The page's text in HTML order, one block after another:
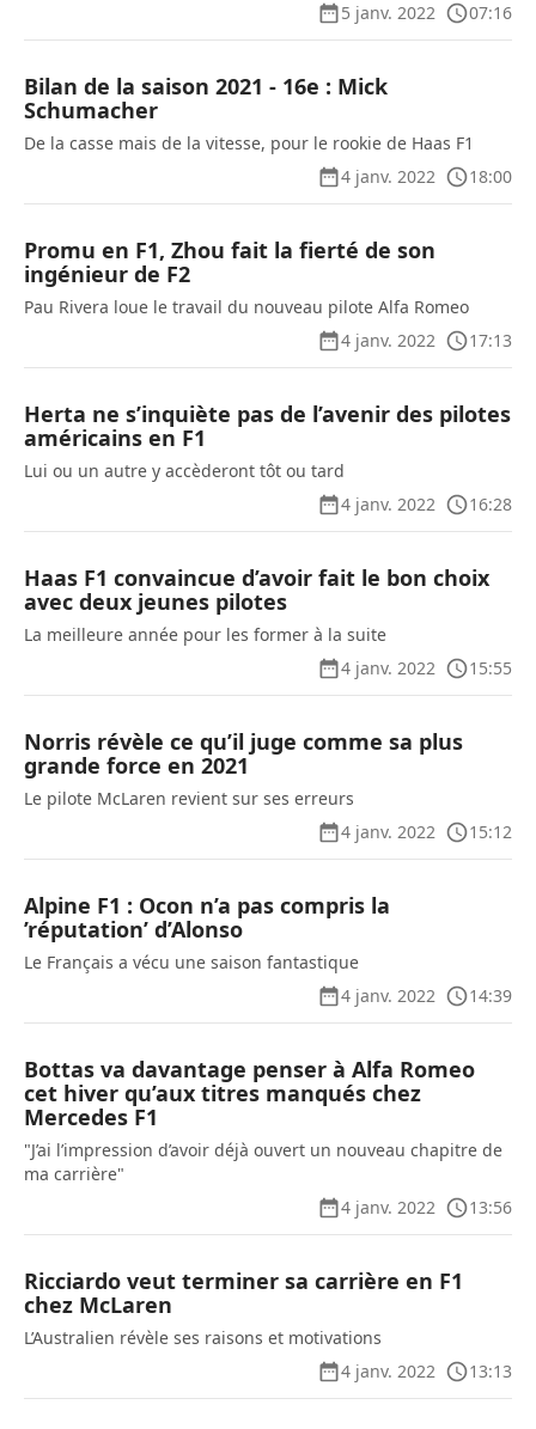
5 janv. 2022
07:16
Bilan de la saison 2021 - 16e : Mick
Schumacher
De la casse mais de la vitesse, pour le rookie de Haas F1
4 janv. 2022
18:00
Promu en F1, Zhou fait la fierté de son
ingénieur de F2
Pau Rivera loue le travail du nouveau pilote Alfa Romeo
4 janv. 2022
17:13
Herta ne s’inquiète pas de l’avenir des pilotes
américains en F1
Lui ou un autre y accèderont tôt ou tard
4 janv. 2022
16:28
Haas F1 convaincue d’avoir fait le bon choix
avec deux jeunes pilotes
La meilleure année pour les former à la suite
4 janv. 2022
15:55
Norris révèle ce qu’il juge comme sa plus
grande force en 2021
Le pilote McLaren revient sur ses erreurs
4 janv. 2022
15:12
Alpine F1 : Ocon n’a pas compris la
’réputation’ d’Alonso
Le Français a vécu une saison fantastique
4 janv. 2022
14:39
Bottas va davantage penser à Alfa Romeo
cet hiver qu’aux titres manqués chez
Mercedes F1
"J’ai l’impression d’avoir déjà ouvert un nouveau chapitre de
ma carrière"
4 janv. 2022
13:56
Ricciardo veut terminer sa carrière en F1
chez McLaren
L’Australien révèle ses raisons et motivations
4 janv. 2022
13:13